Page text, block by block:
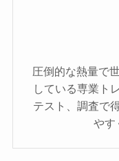
圧倒的な熱量で
している専業ト
テスト、調査で
やす